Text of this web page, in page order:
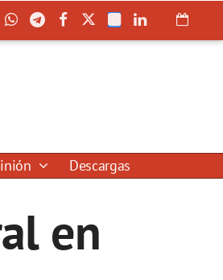
Descargas
en